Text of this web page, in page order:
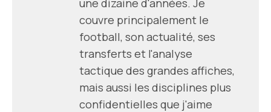
couvre principalement le
football, son actualité, ses
transferts et l'analyse
tactique des grandes affiches,
mais aussi les disciplines plus
confidentielles que j'aime